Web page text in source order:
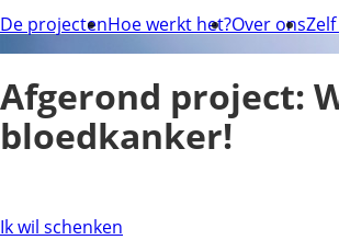
De projectenHoe werkt het?Over ons
Afgerond project:
bloedkanker!
Ik wil schenken